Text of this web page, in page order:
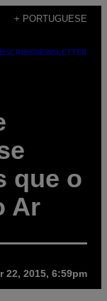
+ PORTUGUESE
NEWSLETTER
que o
Ar
22, 2015, 6:59pm